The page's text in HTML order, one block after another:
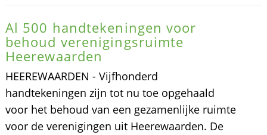
Al 500 handtekeningen voor
behoud verenigingsruimte
Heerewaarden
HEEREWAARDEN - Vijfhonderd
handtekeningen zijn tot nu toe opgehaald
voor het behoud van een gezamenlijke ruimte
voor de verenigingen uit Heerewaarden. De